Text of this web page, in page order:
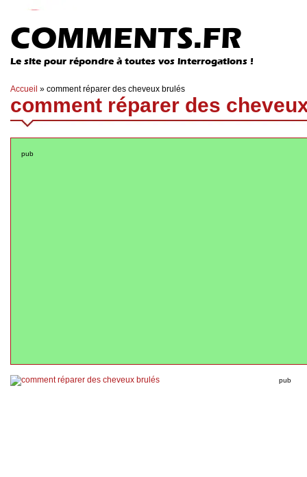
COMMENTS.FR
Le site pour répondre à toutes vos interrogations !
Accueil » comment réparer des cheveux brulés
comment réparer des
pub
pub